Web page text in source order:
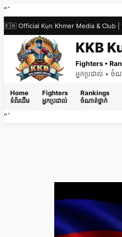
Skip
to
content
“`
🇰🇭 Official Kun Khmer Media & Club | ប្រព័ន្
KKB
Fighters •
អ្នកប្រដាល់ • ចំ
Home
ទំព័រដើម
Fighters
អ្នកប្រដាល់
Rankings
ចំណាត់ថ្នាក់
“`